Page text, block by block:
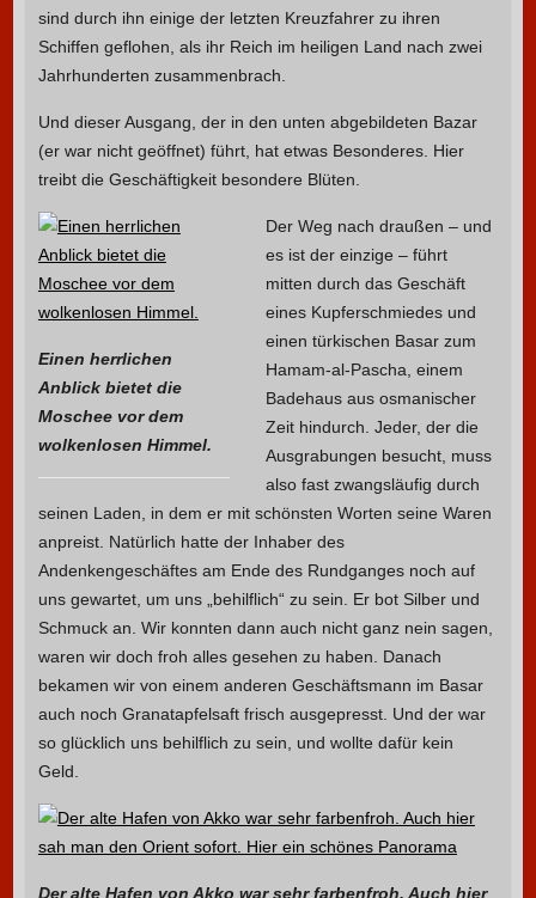
sind durch ihn einige der letzten Kreuzfahrer zu ihren
Schiffen geflohen, als ihr Reich im heiligen Land nach zwei
Jahrhunderten zusammenbrach.
Und dieser Ausgang, der in den unten abgebildeten Bazar
(er war nicht geöffnet) führt, hat etwas Besonderes. Hier
treibt die Geschäftigkeit besondere Blüten.
Einen herrlichen
Anblick bietet die
Moschee vor dem
wolkenlosen Himmel.
Der Weg nach draußen – und
es ist der einzige – führt
mitten durch das Geschäft
eines Kupferschmiedes und
einen türkischen Basar zum
Hamam-al-Pascha, einem
Badehaus aus osmanischer
Zeit hindurch. Jeder, der die
Ausgrabungen besucht, muss
also fast zwangsläufig durch
seinen Laden, in dem er mit schönsten Worten seine Waren
anpreist. Natürlich hatte der Inhaber des
Andenkengeschäftes am Ende des Rundganges noch auf
uns gewartet, um uns „behilflich“ zu sein. Er bot Silber und
Schmuck an. Wir konnten dann auch nicht ganz nein sagen,
waren wir doch froh alles gesehen zu haben. Danach
bekamen wir von einem anderen Geschäftsmann im Basar
auch noch Granatapfelsaft frisch ausgepresst. Und der war
so glücklich uns behilflich zu sein, und wollte dafür kein
Geld.
Der alte Hafen von Akko war sehr farbenfroh. Auch hier